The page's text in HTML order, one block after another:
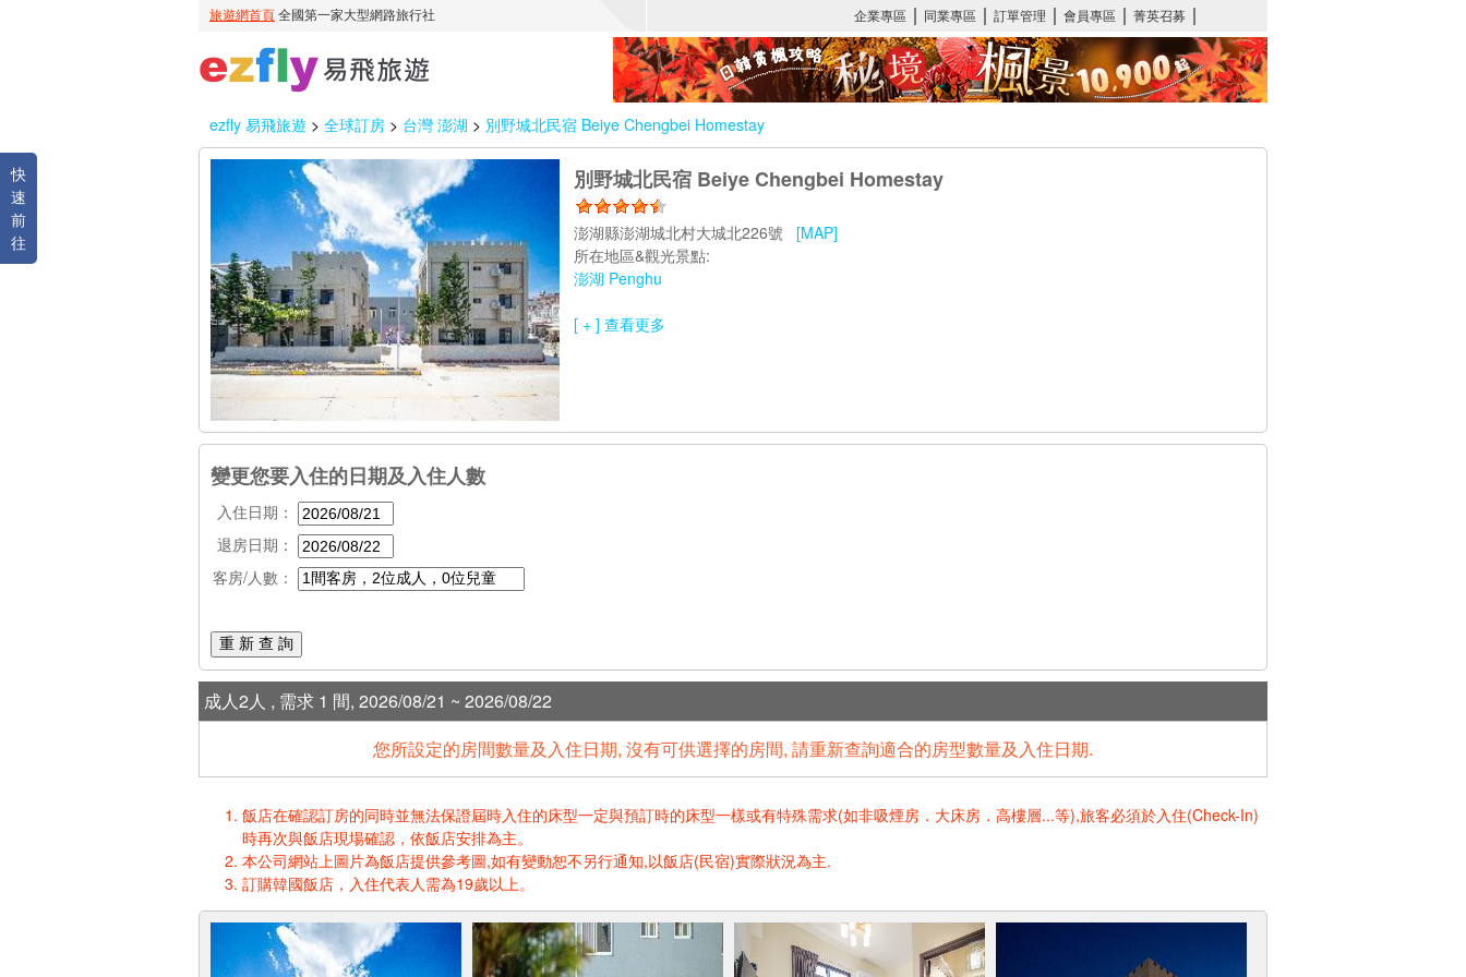
ezfly 易飛旅遊 > 全球訂房 > 台灣 澎湖 > 別野城北民宿 Beiye Chengbei Homestay
快
速
前
往
別野城北民宿 Beiye Chengbei Homestay
澎湖縣澎湖城北村大城北226號 [MAP]
所在地區&觀光景點:
澎湖 Penghu
[ + ] 查看更多
變更您要入住的日期及入住人數
入住日期：
退房日期：
客房/人數：
重 新 查 詢
成人2人 , 需求 1 間, 2026/08/21 ~ 2026/08/22
您所設定的房間數量及入住日期, 沒有可供選擇的房間, 請重新查詢適合的房型數量及入住日期.
飯店在確認訂房的同時並無法保證屆時入住的床型一定與預訂時的床型一樣或有特殊需求(如非吸煙房．大床房．高樓層...等),旅客必須於入住(Check-In)
時再次與飯店現場確認，依飯店安排為主。
本公司網站上圖片為飯店提供參考圖,如有變動恕不另行通知,以飯店(民宿)實際狀況為主.
訂購韓國飯店，入住代表人需為19歲以上。